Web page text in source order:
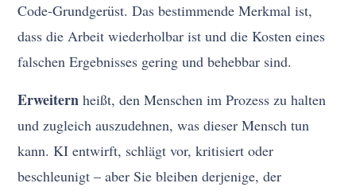
Code-Grundgerüst. Das bestimmende Merkmal ist,
dass die Arbeit wiederholbar ist und die Kosten eines
falschen Ergebnisses gering und behebbar sind.
Erweitern heißt, den Menschen im Prozess zu halten
und zugleich auszudehnen, was dieser Mensch tun
kann. KI entwirft, schlägt vor, kritisiert oder
beschleunigt – aber Sie bleiben derjenige, der